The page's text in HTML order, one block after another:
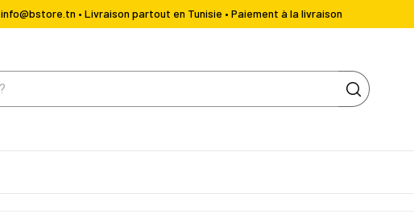
info@bstore.tn • Livraison partout en Tunisie • Paiement à la livraison